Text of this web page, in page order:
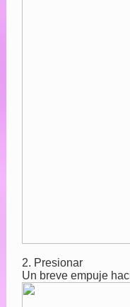
2. Presionar
Un breve empuje